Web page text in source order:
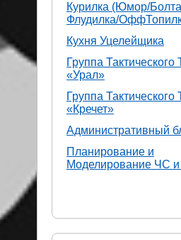
Курилка (Юмор/
Флудилка/
Кухня Уцелейщика
Группа Тактического
«Урал»
Группа Тактического
«Кречет»
Административный
Планирование и
Моделирование ЧС